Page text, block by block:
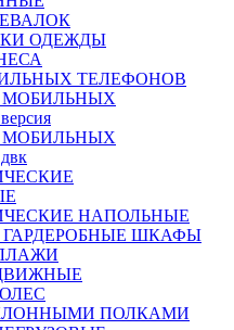
ОДЕЖДЫ
ТЕЛЕФОНОВ
НАПОЛЬНЫЕ
ШКАФЫ
ПОЛКАМИ